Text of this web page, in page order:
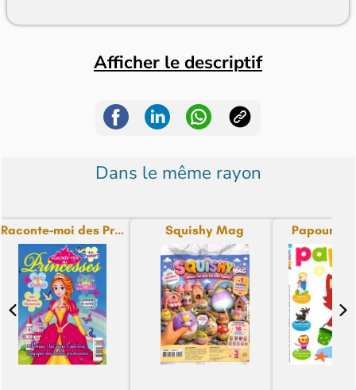
Afficher le descriptif
Dans le même rayon
Raconte-moi des Pr... Squishy Mag Papoum